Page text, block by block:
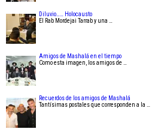
Diluvio…… Holocausto
El Rab Mordejai Tarrab y una …
Amigos de Mashalá en el tiempo
Como esta imagen, los amigos de …
Recuerdos de los amigos de Mashalá
Tantísimas postales que corresponden a la …